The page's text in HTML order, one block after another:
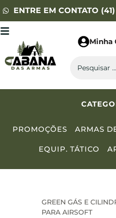
ENTRE EM CONTATO
Minha
PROMOÇÕES ARMAS
EQUIP. TÁTICO
GREEN GÁS E
PARA AIRSOFT